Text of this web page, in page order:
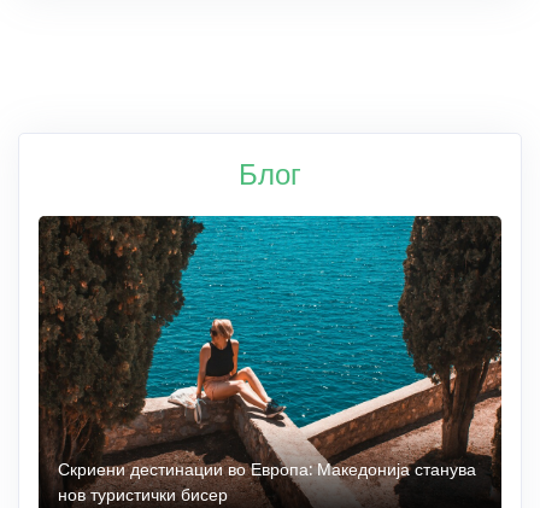
Блог
Скриени дестинации во Европа: Македонија станува
нов туристички бисер